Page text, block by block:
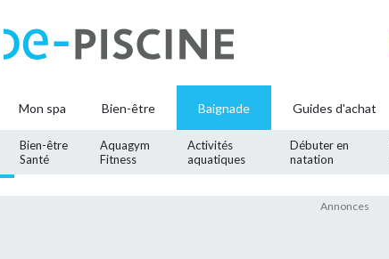
Mon spa Bien-être Baignade
Bien-être
Santé
Aquagym
Fitness
Activités
aquatiques
Débuter en
natation
Guides d'achat